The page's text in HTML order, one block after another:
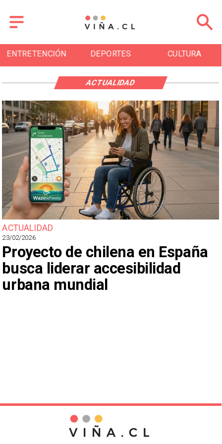
ENTRETENCIÓN DEPORTES CULTURA
ACTUALIDAD
23/02/2026
Proyecto de chilena en España
busca liderar accesibilidad
urbana mundial
ACTUALIDAD